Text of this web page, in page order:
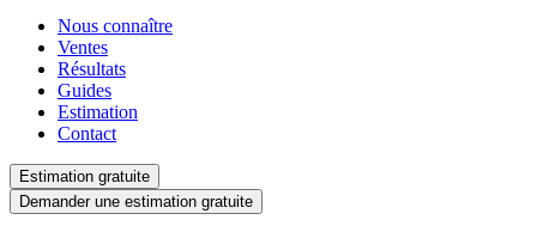
Nous connaître
Ventes
Résultats
Guides
Estimation
Contact
Estimation gratuite
Demander une estimation gratuite